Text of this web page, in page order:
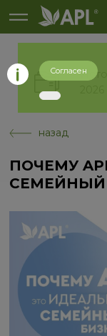
назад
ПОЧЕМУ
СЕМЕЙНЫЙ
Согласен